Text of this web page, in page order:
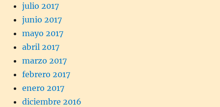
julio 2017
junio 2017
mayo 2017
abril 2017
marzo 2017
febrero 2017
enero 2017
diciembre 2016